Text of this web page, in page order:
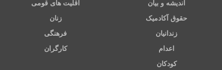
اندیشه و بیان اقلیت های قومی
حقوق آکادمیک زنان
زندانیان فرهنگی
اعدام کارگران
کودکان